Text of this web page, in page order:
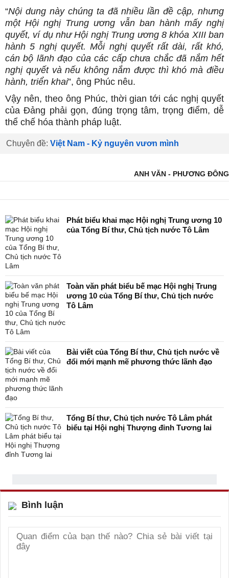
“Nội dung này chúng ta đã nhiều lần đề cập, nhưng
một Hội nghị Trung ương vẫn ban hành mấy nghị
quyết, ví dụ như Hội nghị Trung ương 8 khóa XIII ban
hành 5 nghị quyết. Mỗi nghị quyết rất dài, rất khó,
cán bộ lãnh đạo của các cấp chưa chắc đã nắm hết
nghị quyết và nếu không nắm được thì khó mà điều
hành, triển khai”, ông Phúc nêu.
Vậy nên, theo ông Phúc, thời gian tới các nghị quyết
của Đảng phải gọn, đúng trọng tâm, trọng điểm, dễ
thể chế hóa thành pháp luật.
Chuyên đề: Việt Nam - Kỷ nguyên vươn mình
ANH VĂN - PHƯƠNG ĐÔNG
Phát biểu khai mạc Hội nghị Trung ương 10
của Tổng Bí thư, Chủ tịch nước Tô Lâm
Toàn văn phát biểu bế mạc Hội nghị Trung
ương 10 của Tổng Bí thư, Chủ tịch nước
Tô Lâm
Bài viết của Tổng Bí thư, Chủ tịch nước về
đổi mới mạnh mẽ phương thức lãnh đạo
Tổng Bí thư, Chủ tịch nước Tô Lâm phát
biểu tại Hội nghị Thượng đỉnh Tương lai
Bình luận